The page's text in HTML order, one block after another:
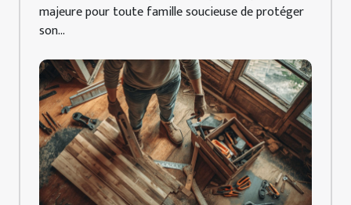
majeure pour toute famille soucieuse de protéger
son...